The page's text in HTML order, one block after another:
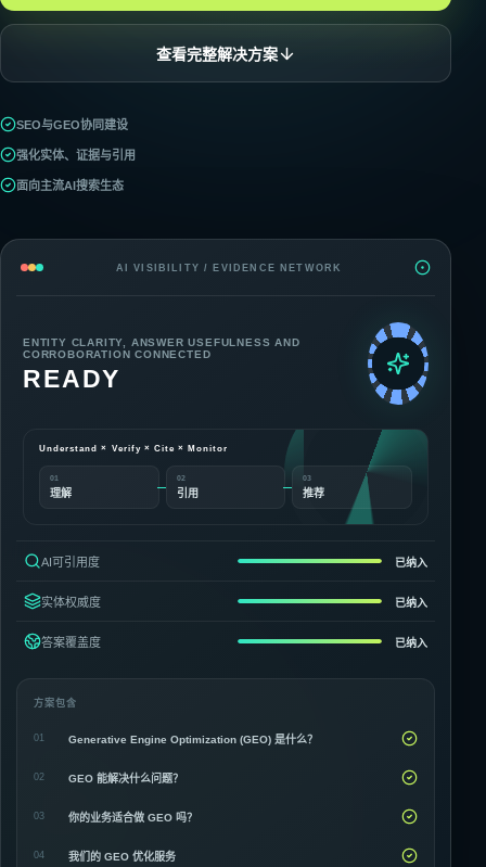
查看完整解决方案
SEO与GEO协同建设
强化实体、证据与引用
面向主流AI搜索生态
AI VISIBILITY / EVIDENCE NETWORK
ENTITY CLARITY, ANSWER USEFULNESS AND
CORROBORATION CONNECTED
READY
Understand × Verify × Cite × Monitor
01
理解
02
引用
03
推荐
AI可引用度 已纳入
实体权威度 已纳入
答案覆盖度 已纳入
方案包含
01 Generative Engine Optimization (GEO) 是什么？
02 GEO 能解决什么问题？
03 你的业务适合做 GEO 吗？
04 我们的 GEO 优化服务